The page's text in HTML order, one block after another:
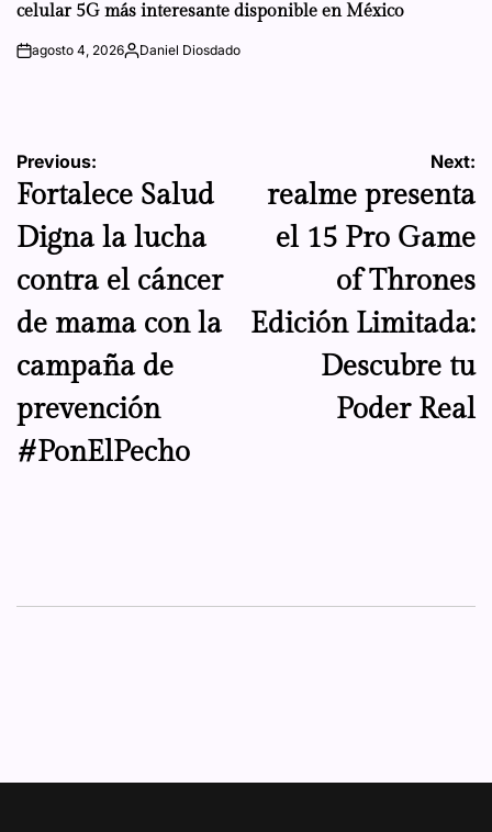
celular 5G más interesante disponible en México
onagosto 4, 2026Posted
Daniel Diosdado
Navegación
de
entradas
Previous:
Fortalece Salud
Digna la lucha
contra el cáncer
de mama con la
campaña de
prevención
#PonElPecho
Next:
realme presenta
el 15 Pro Game
of Thrones
Edición Limitada:
Descubre tu
Poder Real